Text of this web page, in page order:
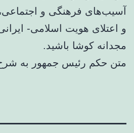
آسیب‌های فرهنگی و
و اعتلای هویت اسلامی-
مجدانه کوشا باشید.
متن حکم رئیس جمهور به